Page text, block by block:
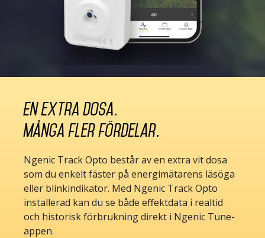
En extra dosa.
Många fler fördelar.
Ngenic Track Opto består av en extra vit dosa
som du enkelt fäster på energimätarens läsöga
eller blinkindikator. Med Ngenic Track Opto
installerad kan du se både effektdata i realtid
och historisk förbrukning direkt i Ngenic Tune-
appen.